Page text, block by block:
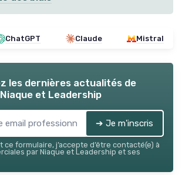
ChatGPT Claude Mistral
les dernières actualités de
Niaque et Leadership
➔ Je m'inscris
ce formulaire, j’accepte d’être contacté(e) à
par Niaque et Leadership et ses